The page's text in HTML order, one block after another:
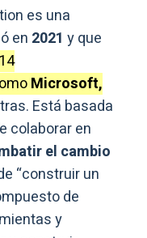
es una
en 2021 y que
14
Microsoft,
Está basada
colaborar en
el cambio
“construir un
de
y